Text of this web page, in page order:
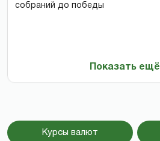
собраний до победы
Показать ещё
Курсы валют